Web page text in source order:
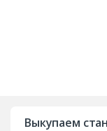
Выкупаем